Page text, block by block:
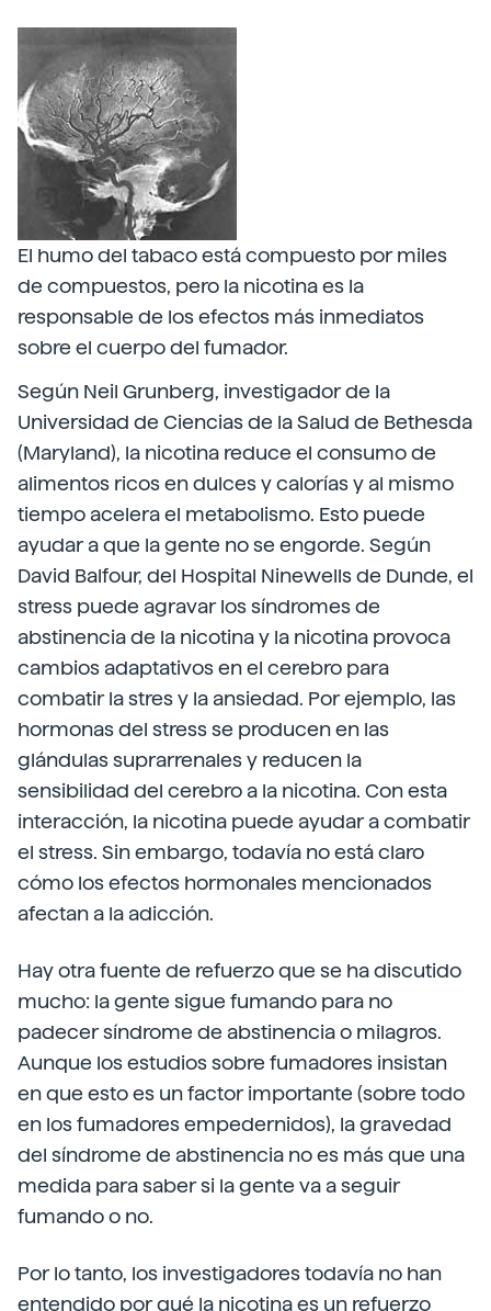
El humo del tabaco está compuesto por miles
de compuestos, pero la nicotina es la
responsable de los efectos más inmediatos
sobre el cuerpo del fumador.
Según Neil Grunberg, investigador de la
Universidad de Ciencias de la Salud de Bethesda
(Maryland), la nicotina reduce el consumo de
alimentos ricos en dulces y calorías y al mismo
tiempo acelera el metabolismo. Esto puede
ayudar a que la gente no se engorde. Según
David Balfour, del Hospital Ninewells de Dunde, el
stress puede agravar los síndromes de
abstinencia de la nicotina y la nicotina provoca
cambios adaptativos en el cerebro para
combatir la stres y la ansiedad. Por ejemplo, las
hormonas del stress se producen en las
glándulas suprarrenales y reducen la
sensibilidad del cerebro a la nicotina. Con esta
interacción, la nicotina puede ayudar a combatir
el stress. Sin embargo, todavía no está claro
cómo los efectos hormonales mencionados
afectan a la adicción.
Hay otra fuente de refuerzo que se ha discutido
mucho: la gente sigue fumando para no
padecer síndrome de abstinencia o milagros.
Aunque los estudios sobre fumadores insistan
en que esto es un factor importante (sobre todo
en los fumadores empedernidos), la gravedad
del síndrome de abstinencia no es más que una
medida para saber si la gente va a seguir
fumando o no.
Por lo tanto, los investigadores todavía no han
entendido por qué la nicotina es un refuerzo